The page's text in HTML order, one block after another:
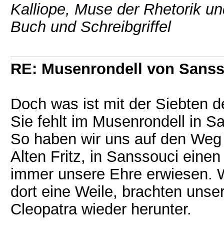
Kalliope, Muse der Rhetorik
Buch und Schreibgriffel
RE: Musenrondell von
Doch was ist mit der Siebten
Sie fehlt im Musenrondell in
So haben wir uns auf den
Alten Fritz, in Sanssouci
immer unsere Ehre erwiesen.
dort eine Weile, brachten
Cleopatra wieder herunter.